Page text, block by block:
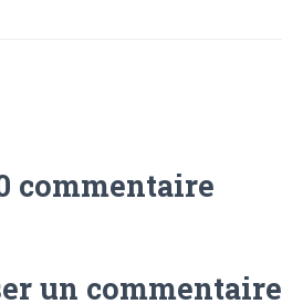
commentaire
un commentaire